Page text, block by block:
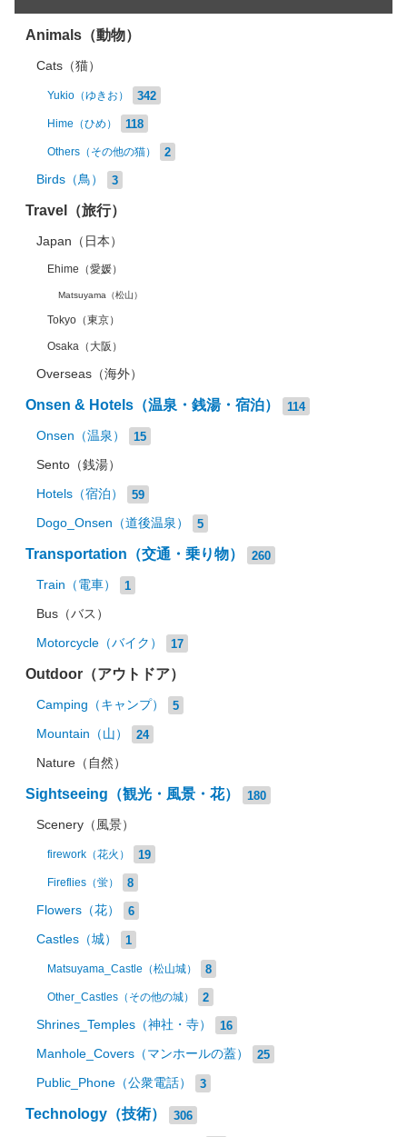
Animals（動物）
Cats（猫）
Yukio（ゆきお） 342
Hime（ひめ） 118
Others（その他の猫） 2
Birds（鳥） 3
Travel（旅行）
Japan（日本）
Ehime（愛媛）
Matsuyama（松山）
Tokyo（東京）
Osaka（大阪）
Overseas（海外）
Onsen & Hotels（温泉・銭湯・宿泊） 114
Onsen（温泉） 15
Sento（銭湯）
Hotels（宿泊） 59
Dogo_Onsen（道後温泉） 5
Transportation（交通・乗り物） 260
Train（電車） 1
Bus（バス）
Motorcycle（バイク） 17
Outdoor（アウトドア）
Camping（キャンプ） 5
Mountain（山） 24
Nature（自然）
Sightseeing（観光・風景・花） 180
Scenery（風景）
firework（花火） 19
Fireflies（蛍） 8
Flowers（花） 6
Castles（城） 1
Matsuyama_Castle（松山城） 8
Other_Castles（その他の城） 2
Shrines_Temples（神社・寺） 16
Manhole_Covers（マンホールの蓋） 25
Public_Phone（公衆電話） 3
Technology（技術） 306